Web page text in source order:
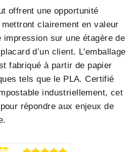
offrent une opportunité
clairement en valeur
impression sur une étagère de
d’un client. L'emballage
fabriqué à partir de papier
tels que le PLA. Certifié
industriellement, cet
répondre aux enjeux de